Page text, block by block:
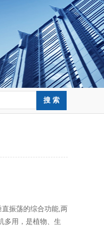
振荡的综合功能,两
多用，是植物、生